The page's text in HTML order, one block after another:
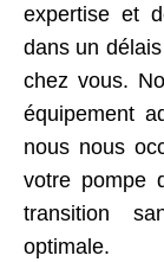
expertise et
dans un
chez vous.
équipement
nous nous
votre pompe
transition
optimale.